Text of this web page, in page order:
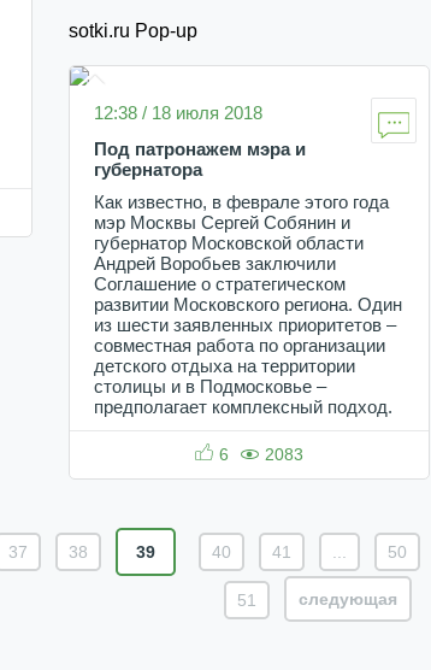
sotki.ru Pop-up
12:38 / 18 июля 2018
Под патронажем мэра и
губернатора
Как известно, в феврале этого года
мэр Москвы Сергей Собянин и
губернатор Московской области
Андрей Воробьев заключили
Соглашение о стратегическом
развитии Московского региона. Один
из шести заявленных приоритетов –
совместная работа по организации
детского отдыха на территории
столицы и в Подмосковье –
предполагает комплексный подход.
6 2083
37 38 39 40 41 50
51 cледующая